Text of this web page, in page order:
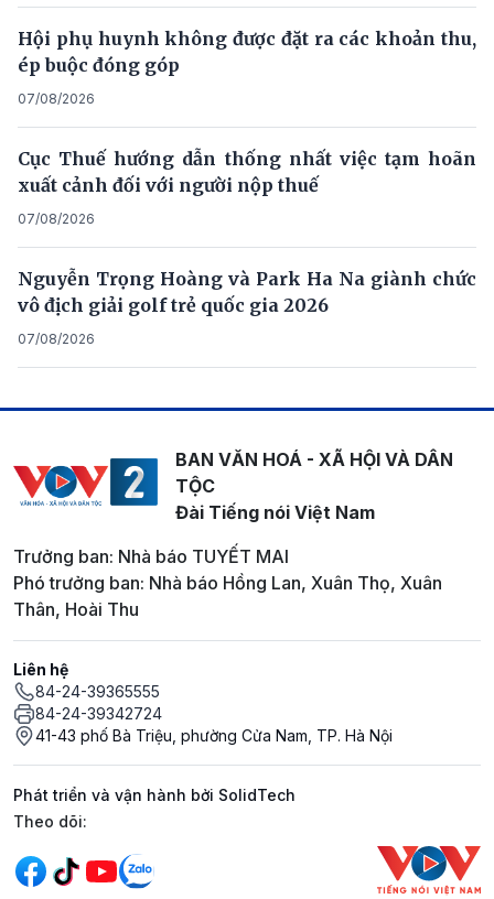
Hội phụ huynh không được đặt ra các khoản thu,
ép buộc đóng góp
07/08/2026
Cục Thuế hướng dẫn thống nhất việc tạm hoãn
xuất cảnh đối với người nộp thuế
07/08/2026
Nguyễn Trọng Hoàng và Park Ha Na giành chức
vô địch giải golf trẻ quốc gia 2026
07/08/2026
BAN VĂN HOÁ - XÃ HỘI VÀ DÂN
TỘC
Đài Tiếng nói Việt Nam
Trưởng ban: Nhà báo TUYẾT MAI
Phó trưởng ban: Nhà báo Hồng Lan, Xuân Thọ, Xuân
Thân, Hoài Thu
Liên hệ
84-24-39365555
84-24-39342724
41-43 phố Bà Triệu, phường Cửa Nam, TP. Hà Nội
Phát triển và vận hành bởi SolidTech
Mạng xã hội
Theo dõi: